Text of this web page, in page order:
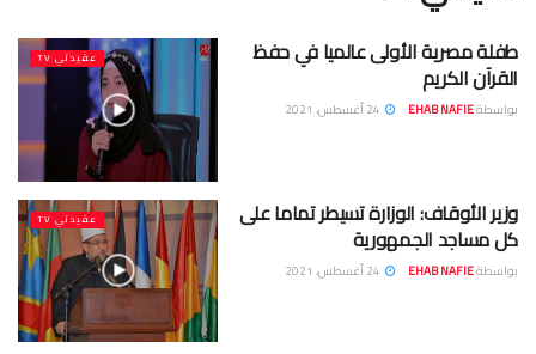
عقيدتي TV طفلة مصرية الأولى عالميا في حفظ
القرآن الكريم
بواسطةEHAB NAFIE
عقيدتي TV وزير الأوقاف: الوزارة تسيطر تماما على
كل مساجد الجمهورية
بواسطةEHAB NAFIE